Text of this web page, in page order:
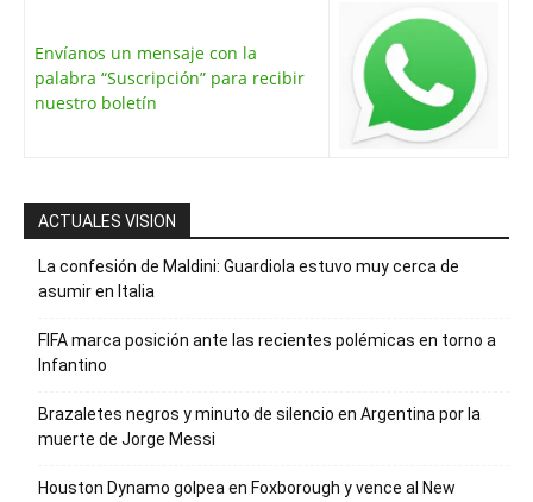
Envíanos un mensaje con la
palabra “Suscripción” para recibir
nuestro boletín
ACTUALES VISION
La confesión de Maldini: Guardiola estuvo muy cerca de
asumir en Italia
FIFA marca posición ante las recientes polémicas en torno a
Infantino
Brazaletes negros y minuto de silencio en Argentina por la
muerte de Jorge Messi
Houston Dynamo golpea en Foxborough y vence al New